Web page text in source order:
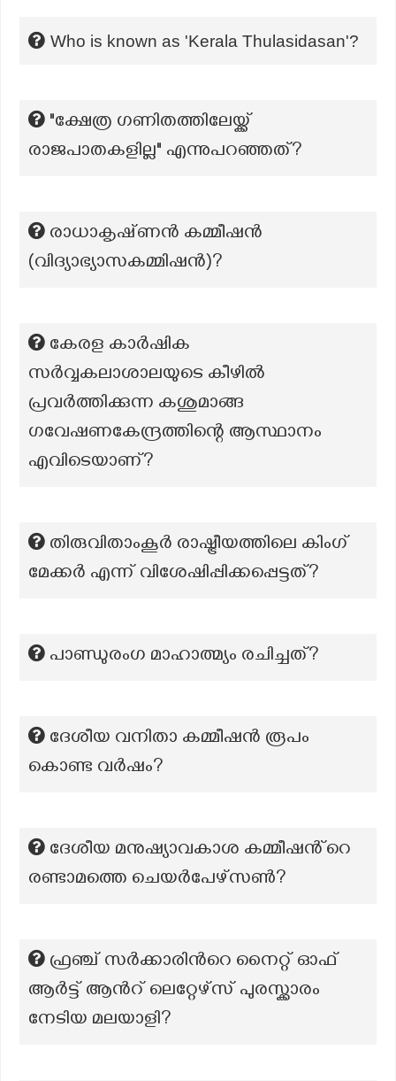
Who is known as 'Kerala Thulasidasan'?
"ക്ഷേത്ര ഗണിതത്തിലേയ്ക്ക്
രാജപാതകളില്ല" എന്നുപറഞ്ഞത്?
രാധാകൃഷ്‌ണൻ കമ്മീഷൻ
(വിദ്യാഭ്യാസകമ്മിഷന്‍)?
കേരള കാർഷിക
സർവ്വകലാശാലയുടെ കീഴിൽ
പ്രവർത്തിക്കുന്ന കശുമാങ്ങ
ഗവേഷണകേന്ദ്രത്തിന്റെ ആസ്ഥാനം
എവിടെയാണ്?
തിരുവിതാംകൂര്‍ രാഷ്ട്രീയത്തിലെ കിംഗ്
മേക്കര്‍ എന്ന് വിശേഷിപ്പിക്കപ്പെട്ടത്?
പാണ്ഡുരംഗ മാഹാത്മ്യം രചിച്ചത്?
ദേശീയ വനിതാ കമ്മീഷൻ രൂപം
കൊണ്ട വർഷം?
ദേശീയ മനുഷ്യാവകാശ കമ്മീഷൻ്റെ
രണ്ടാമത്തെ ചെയർപേഴ്‌സൺ?
ഫ്രഞ്ച് സർക്കാരിന്‍റെ നൈറ്റ് ഓഫ്
ആർട്ട് ആന്‍റ് ലെറ്റേഴ്സ് പുരസ്ക്കാരം
നേടിയ മലയാളി?